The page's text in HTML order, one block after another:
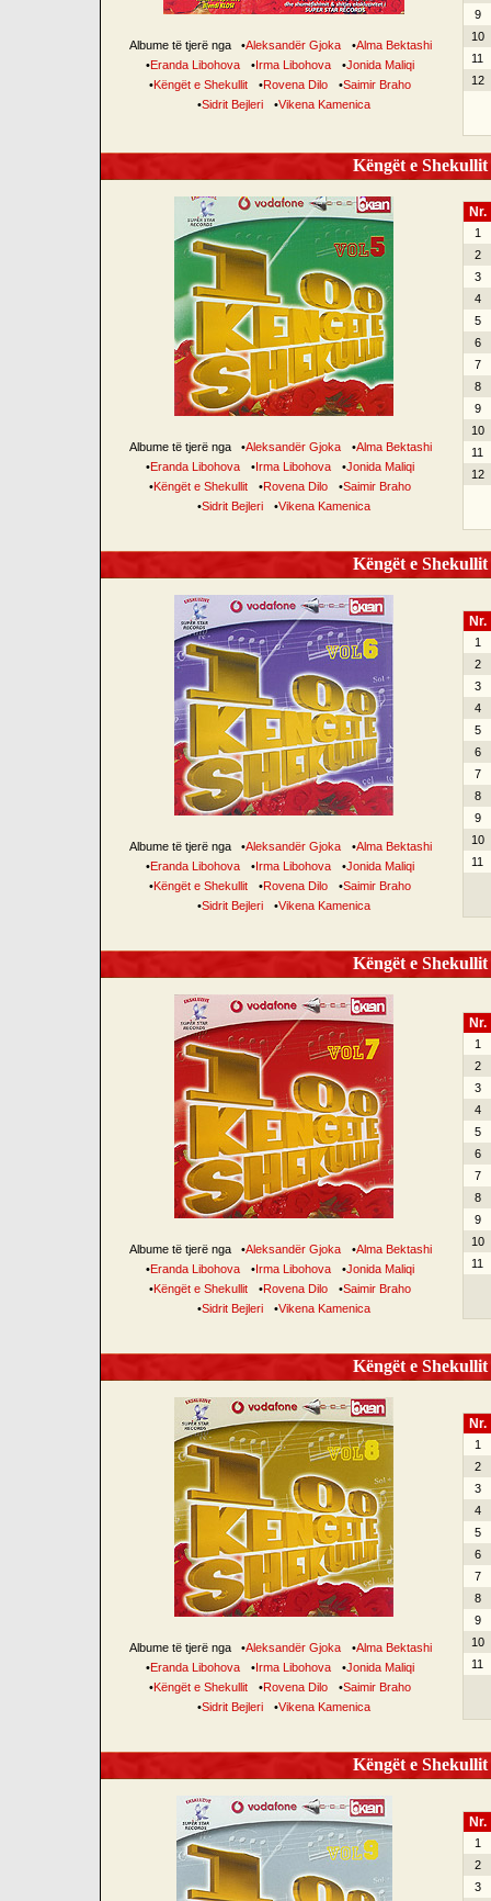
Albume të tjerë nga •Aleksandër Gjoka •Alma Bektashi
•Eranda Libohova •Irma Libohova •Jonida Maliqi
•Këngët e Shekullit •Rovena Dilo •Saimir Braho
•Sidrit Bejleri •Vikena Kamenica
9
10
11
12
Këngët e
Albume të tjerë nga •Aleksandër Gjoka •Alma Bektashi
•Eranda Libohova •Irma Libohova •Jonida Maliqi
•Këngët e Shekullit •Rovena Dilo •Saimir Braho
•Sidrit Bejleri •Vikena Kamenica
Nr.
1
2
3
4
5
6
7
8
9
10
11
12
Këngët e
Albume të tjerë nga •Aleksandër Gjoka •Alma Bektashi
•Eranda Libohova •Irma Libohova •Jonida Maliqi
•Këngët e Shekullit •Rovena Dilo •Saimir Braho
•Sidrit Bejleri •Vikena Kamenica
Nr.
1
2
3
4
5
6
7
8
9
10
11
Këngët e
Albume të tjerë nga •Aleksandër Gjoka •Alma Bektashi
•Eranda Libohova •Irma Libohova •Jonida Maliqi
•Këngët e Shekullit •Rovena Dilo •Saimir Braho
•Sidrit Bejleri •Vikena Kamenica
Nr.
1
2
3
4
5
6
7
8
9
10
11
Këngët e
Albume të tjerë nga •Aleksandër Gjoka •Alma Bektashi
•Eranda Libohova •Irma Libohova •Jonida Maliqi
•Këngët e Shekullit •Rovena Dilo •Saimir Braho
•Sidrit Bejleri •Vikena Kamenica
Nr.
1
2
3
4
5
6
7
8
9
10
11
Këngët e
Nr.
1
2
3